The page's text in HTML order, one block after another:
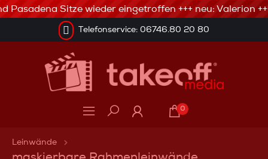
Telefonservice: 06746.80 20 80
Pasadena Sitze wieder eingetroffen +++ neu: Valerion
0
Leinwände